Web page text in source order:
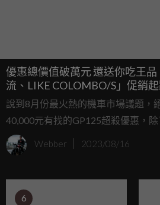
優惠總價值破萬元 還送你吃王
流、LIKE COLOMBO/S」促銷
實施
說到8月份最火熱的機車市場議題，
40,000元有找的GP125超殺優惠，除
論外，銷售量也直接開出紅盤、產線
（8/16）KYMCO再度推出價值破
Webber 2023/08/16
6